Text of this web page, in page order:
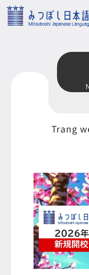
Chuyển
đến nội
Trang